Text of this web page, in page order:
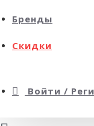
Бренды
Скидки
Войти /